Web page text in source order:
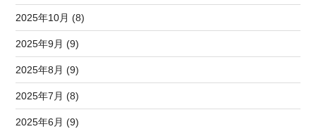
2025年10月 (8)
2025年9月 (9)
2025年8月 (9)
2025年7月 (8)
2025年6月 (9)